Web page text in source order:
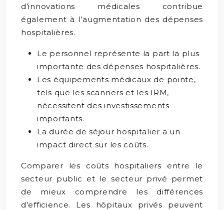
d’innovations médicales contribue
également à l’augmentation des dépenses
hospitalières.
Le personnel représente la part la plus
importante des dépenses hospitalières.
Les équipements médicaux de pointe,
tels que les scanners et les IRM,
nécessitent des investissements
importants.
La durée de séjour hospitalier a un
impact direct sur les coûts.
Comparer les coûts hospitaliers entre le
secteur public et le secteur privé permet
de mieux comprendre les différences
d’efficience. Les hôpitaux privés peuvent